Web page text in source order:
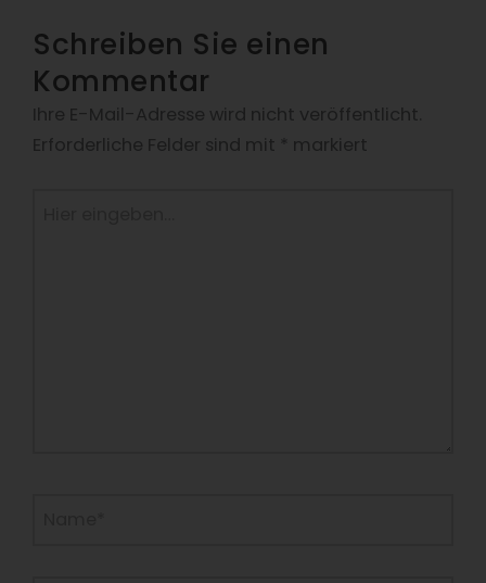
Schreiben Sie einen
Kommentar
Ihre E-Mail-Adresse wird nicht veröffentlicht.
Erforderliche Felder sind mit
markiert